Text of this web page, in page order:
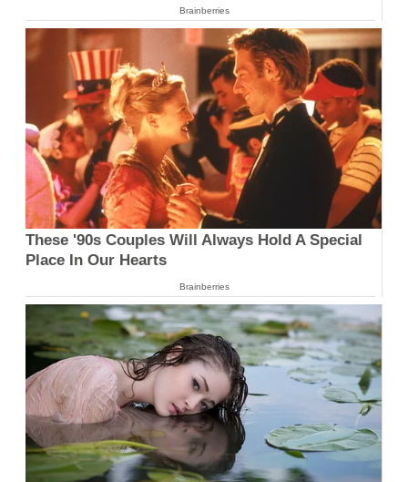
Brainberries
These '90s Couples Will Always Hold A Special
Place In Our Hearts
Brainberries